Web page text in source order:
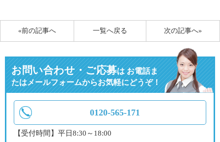
«前の記事へ 次の記事へ»
一覧へ戻る
お問い合わせ・ご応募はお電話ま
たはメールフォームからお気軽にどうぞ！
0120-565-171
【受付時間】平日8:30～18:00